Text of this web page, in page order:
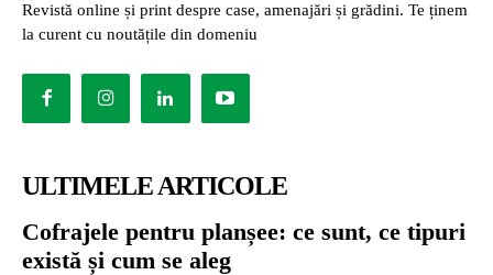
Revistă online și print despre case, amenajări și grădini. Te ținem
la curent cu noutățile din domeniu
ULTIMELE ARTICOLE
Cofrajele pentru planșee: ce sunt, ce tipuri
există și cum se aleg